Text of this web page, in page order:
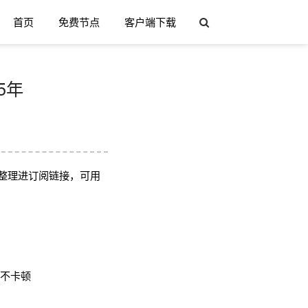
首页 免费节点 客户端下载
年
理进订阅链接，可用
卡顿